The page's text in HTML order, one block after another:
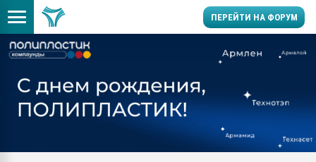
ПЕРЕЙТИ НА ФОРУМ
Вакуум-формовочные
28.07.2026